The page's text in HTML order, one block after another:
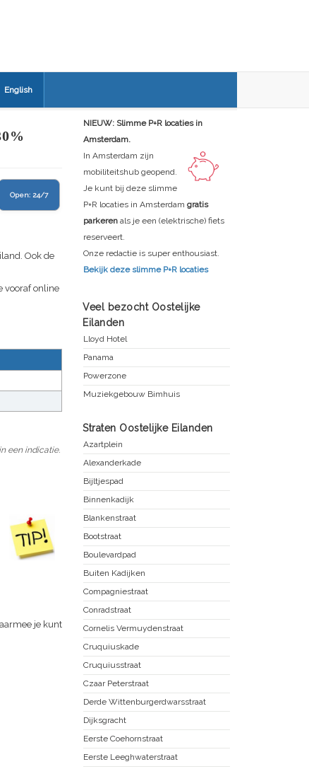
English
Open: 24/7
Ook de
vooraf online
een indicatie.
je kunt
NIEUW: Slimme P+R locaties in
Amsterdam.
In Amsterdam zijn
mobiliteitshub geopend.
Je kunt bij deze slimme
P+R locaties in Amsterdam gratis
parkeren als je een (elektrische) fiets
reserveert.
Onze redactie is super enthousiast.
Bekijk deze slimme P+R locaties
Veel bezocht Oostelijke
Eilanden
Lloyd Hotel
Panama
Powerzone
Muziekgebouw Bimhuis
Straten Oostelijke Eilanden
Azartplein
Alexanderkade
Bijltjespad
Binnenkadijk
Blankenstraat
Bootstraat
Boulevardpad
Buiten Kadijken
Compagniestraat
Conradstraat
Cornelis Vermuydenstraat
Cruquiuskade
Cruquiusstraat
Czaar Peterstraat
Derde Wittenburgerdwarsstraat
Dijksgracht
Eerste Coehornstraat
Eerste Leeghwaterstraat